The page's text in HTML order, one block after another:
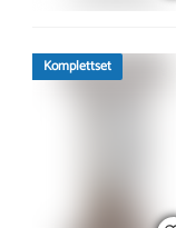
Komplettset